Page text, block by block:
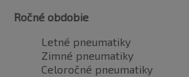
Ročné obdobie
Letné pneumatiky
Zimné pneumatiky
Celoročné pneumatiky